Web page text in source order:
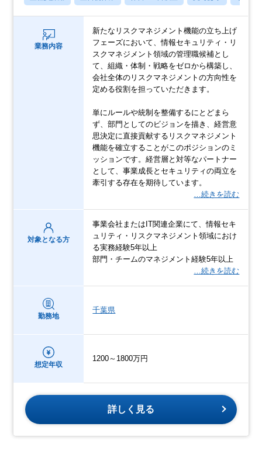
業務内容
新たなリスクマネジメント機能の立ち上げ
フェーズにおいて、情報セキュリティ・リ
スクマネジメント領域の管理職候補とし
て、組織・体制・戦略をゼロから構築し、
会社全体のリスクマネジメントの方向性を
定める役割を担っていただきます。
単にルールや統制を整備するにとどまら
ず、部門としてのビジョンを描き、経営意
思決定に直接貢献するリスクマネジメント
機能を確立することがこのポジションのミ
ッションです。経営層と対等なパートナー
として、事業成長とセキュリティの両立を
牽引する存在を期待しています。
…続きを読む
対象となる方
事業会社またはIT関連企業にて、情報セキ
ュリティ・リスクマネジメント領域におけ
る実務経験5年以上
部門・チームのマネジメント経験5年以上
…続きを読む
勤務地
千葉県
想定年収
1200～1800万円
詳しく見る